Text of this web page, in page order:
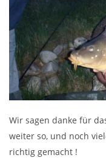
Wir sagen danke für
weiter so, und noch
richtig gemacht !